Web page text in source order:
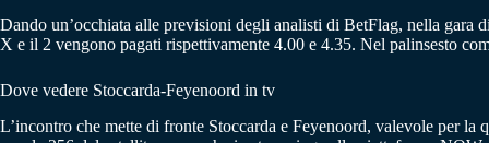
Dando un’occhiata alle previsioni degli analisti di BetFlag, nella gara
X e il 2 vengono pagati rispettivamente 4.00 e 4.35. Nel palinsesto
Dove vedere Stoccarda-Feyenoord in tv
L’incontro che mette di fronte Stoccarda e Feyenoord, valevole per